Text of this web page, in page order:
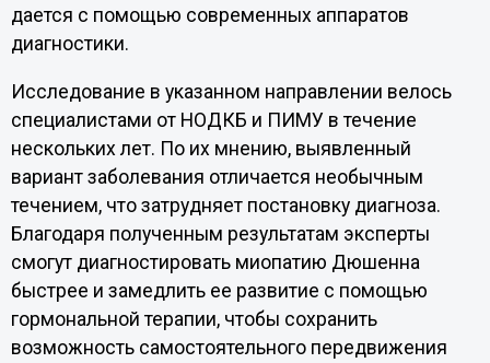
дается с помощью современных аппаратов
диагностики.
Исследование в указанном направлении велось
специалистами от НОДКБ и ПИМУ в течение
нескольких лет. По их мнению, выявленный
вариант заболевания отличается необычным
течением, что затрудняет постановку диагноза.
Благодаря полученным результатам эксперты
смогут диагностировать миопатию Дюшенна
быстрее и замедлить ее развитие с помощью
гормональной терапии, чтобы сохранить
возможность самостоятельного передвижения